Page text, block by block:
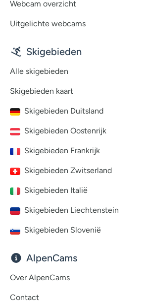
Webcam overzicht
Uitgelichte webcams
Skigebieden
Alle skigebieden
Skigebieden kaart
Skigebieden Duitsland
Skigebieden Oostenrijk
Skigebieden Frankrijk
Skigebieden Zwitserland
Skigebieden Italië
Skigebieden Liechtenstein
Skigebieden Slovenië
AlpenCams
Over AlpenCams
Contact